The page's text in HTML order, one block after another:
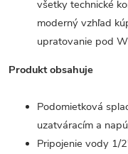
všetky technické
moderný vzhľad
upratovanie pod
Produkt obsahuje
Podomietková
uzatváracím a
Pripojenie vody 1/